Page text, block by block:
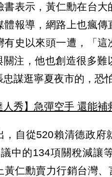
書表示，黃仁勳在台大
體報導，網路上也瘋傳
有史以來頭一遭，「
關注，他也創造很多
謀逛寧夏夜市的，恐
秀】急彈空手 還能補
，自從520賴清德政府
中的134項關稅減讓
黃仁勳賣力行銷台灣